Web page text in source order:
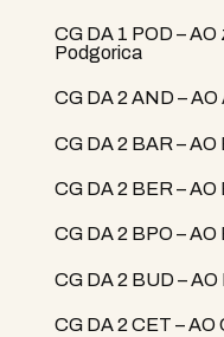
CG DA 1 POD –
Podgorica
CG DA 2 AND –
CG DA 2 BAR – AO
CG DA 2 BER – AO
CG DA 2 BPO – AO
CG DA 2 BUD – AO
CG DA 2 CET – AO